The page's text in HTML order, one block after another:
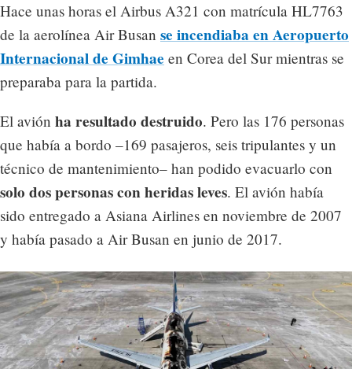
Hace unas horas el Airbus A321 con matrícula HL7763
de la aerolínea Air Busan se incendiaba en Aeropuerto
Internacional de Gimhae en Corea del Sur mientras se
preparaba para la partida.
El avión ha resultado destruido. Pero las 176 personas
que había a bordo –169 pasajeros, seis tripulantes y un
técnico de mantenimiento– han podido evacuarlo con
solo dos personas con heridas leves. El avión había
sido entregado a Asiana Airlines en noviembre de 2007
y había pasado a Air Busan en junio de 2017.